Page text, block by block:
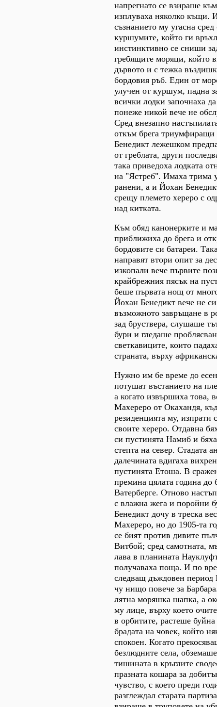
напрегнато се взираше
изплуваха няколко къщи.
съзнанието му угасна
куршумите, който ги
инстинктивно се сниши
гребящите моряци, който
дървото и с тежка
бордовия ръб. Един от
улучен от куршум, падна
всички лодки започнаха
понеже никой вече не
Сред внезапно
откъм брега
Бенедикт лежешком
от греблата, други
така приведоха лодката
на "Ястреб". Имаха трима
ранени, а и Йохан
срещу племето хереро с
над китката.
Към обяд канонерките и
приближиха до брега и
бордовите си батареи.
направят втори опит за
изкопали вече първите
крайбрежния пясък на
беше първата нощ от
Йохан Бенедикт вече не
възможното завръщане в
зад бруствера, слушаше
бури и гледаше
светкавиците, които
страната, върху
Нужно им бе време до
потушат въстанието на
а когато извършиха това,
Махереро от Окахандя,
резиденцията му, изпрати
своите хереро. Отдавна
си пустинята Намиб и
степта на север. Стадата
далечината вдигаха
пустинята Етоша. В
премина цялата година до
Ватерберге. Отново
с влажна жега и поройни
Бенедикт дочу в треска
Махереро, но до 1905-та
се бият против дивите
Витбой; сред самотната,
лава в планината
получаваха поща. И по
следващ дъждовен период
чу нищо повече за
лятна моряшка шапка, а
му лице, върху което
в орбитите, растеше буйна
брадата на човек, който
спокоен. Когато
безлюдните села,
тишината в кръглите
празната кошара за
чувство, с което преди
разглеждал старата